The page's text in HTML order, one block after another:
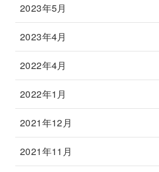
2023年5月
2023年4月
2022年4月
2022年1月
2021年12月
2021年11月